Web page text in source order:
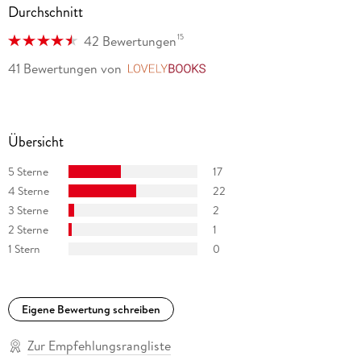
Durchschnitt
42 Bewertungen15
41 Bewertungen von
Übersicht
5 Sterne
17
4 Sterne
22
3 Sterne
2
2 Sterne
1
1 Stern
0
Eigene Bewertung schreiben
Zur Empfehlungsrangliste